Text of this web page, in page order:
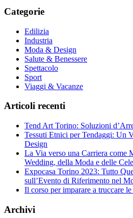
Categorie
Edilizia
Industria
Moda & Design
Salute & Benessere
Spettacolo
Sport
Viaggi & Vacanze
Articoli recenti
Tend Art Torino: Soluzioni
Tessuti Etnici per Tendaggi: Un
Design
La Via verso una Carriera come
Wedding, della Moda e delle
Expocasa Torino 2023: Tutto
sull’Evento di Riferimento nel
Il corso per imparare a truccare le
Archivi